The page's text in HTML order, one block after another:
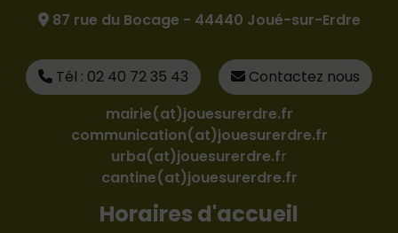
87 rue du Bocage - 44440 Joué-sur-Erdre
Tél : 02 40 72 35 43
Contactez nous
mairie(at)jouesurerdre.fr
communication(at)jouesurerdre.fr
urba(at)jouesurerdre.fr
cantine(at)jouesurerdre.fr
Horaires d'accueil